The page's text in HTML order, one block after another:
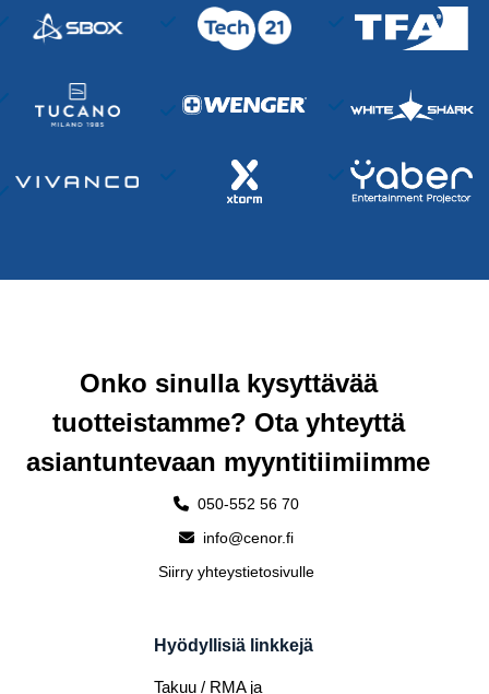
Onko sinulla kysyttävää
tuotteistamme? Ota yhteyttä
asiantuntevaan myyntitiimiimme
050-552 56 70
info@cenor.fi
Siirry yhteystietosivulle
Hyödyllisiä linkkejä
Takuu / RMA ja